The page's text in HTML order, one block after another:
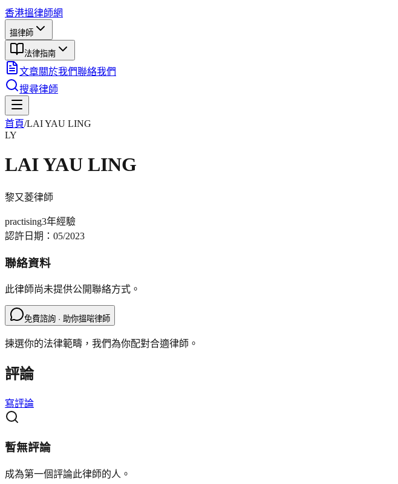
香港搵律師網
搵律師
法律指南
文章關於我們聯絡我們
搜尋律師
首頁/LAI YAU LING
LY
LAI YAU LING
黎又菱律師
practising3年經驗
認許日期： 05/2023
聯絡資料
此律師尚未提供公開聯絡方式。
免費諮詢 · 助你搵啱律師
揀選你的法律範疇，我們為你配對合適律師。
評論
寫評論
暫無評論
成為第一個評論此律師的人。